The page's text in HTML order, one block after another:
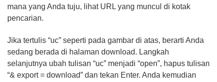
mana yang Anda tuju, lihat URL yang muncul di kotak
pencarian.
Jika tertulis “uc” seperti pada gambar di atas, berarti Anda
sedang berada di halaman download. Langkah
selanjutnya ubah tulisan “uc” menjadi “open”, hapus tulisan
“& export = download” dan tekan Enter. Anda kemudian